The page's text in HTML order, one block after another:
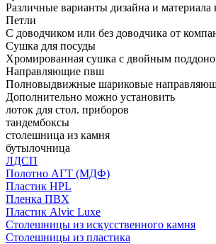
Различные варианты дизайна и материала
Петли
С доводчиком или без доводчика от
Сушка для посуды
Хромированная сушка с двойным
Направляющие пвш
Полновыдвижные шариковые
Дополнительно можно установить
лоток для стол. приборов
тандембоксы
столешница из камня
бутылочница
ЛДСП
Полотно АГТ (МДФ)
Пластик HPL
Пленка ПВХ
Пластик Alvic Luxe
Столешницы из искусственного камня
Столешницы из пластика